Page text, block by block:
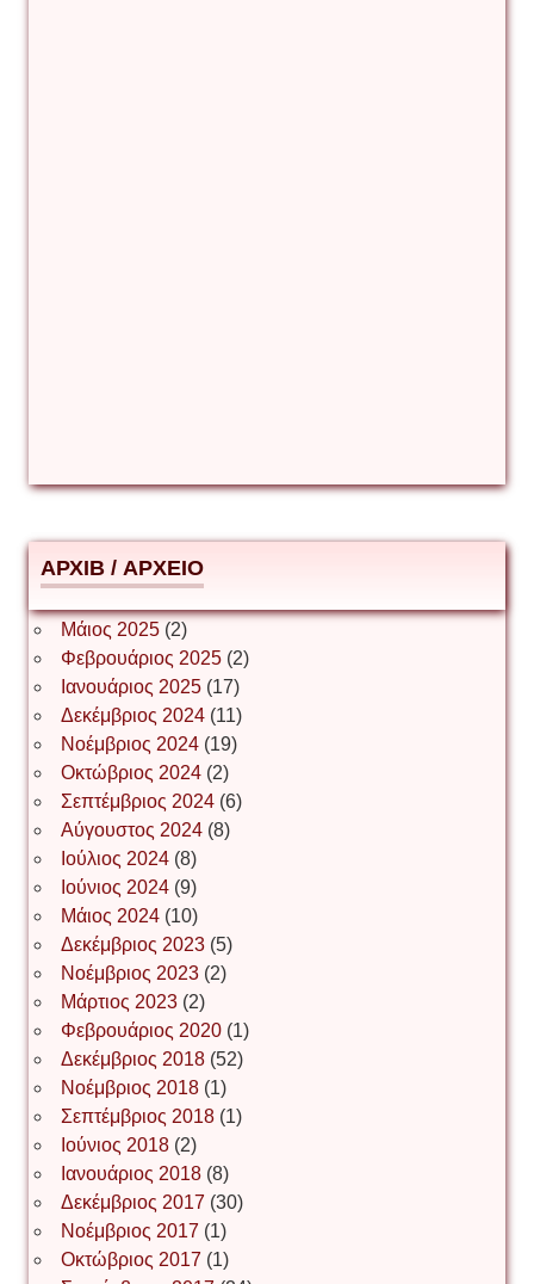
Δημήτριος Ζακοντινός
ΕΥΑΓΓΕΛΟΣ ΜΩΚΟΣ
Ιωάννης Σ. Παπαφλωράτος
ΝΙΚΟΣ ΓΑΤΟΣ
Νίκος Λυγερός
Іван Буртик
Іван Наконечний
Інга Короткевич
Ірина Ключковська
АРХІВ / ΑΡΧΕΙΟ
Μάιος 2025(2)
Φεβρουάριος 2025(2)
Ιανουάριος 2025(17)
Δεκέμβριος 2024(11)
Νοέμβριος 2024(19)
Οκτώβριος 2024(2)
Σεπτέμβριος 2024(6)
Αύγουστος 2024(8)
Ιούλιος 2024(8)
Ιούνιος 2024(9)
Μάιος 2024(10)
Δεκέμβριος 2023(5)
Νοέμβριος 2023(2)
Μάρτιος 2023(2)
Φεβρουάριος 2020(1)
Δεκέμβριος 2018(52)
Νοέμβριος 2018(1)
Σεπτέμβριος 2018(1)
Ιούνιος 2018(2)
Ιανουάριος 2018(8)
Δεκέμβριος 2017 (30)
Νοέμβριος 2017 (1)
Οκτώβριος 2017 (1)